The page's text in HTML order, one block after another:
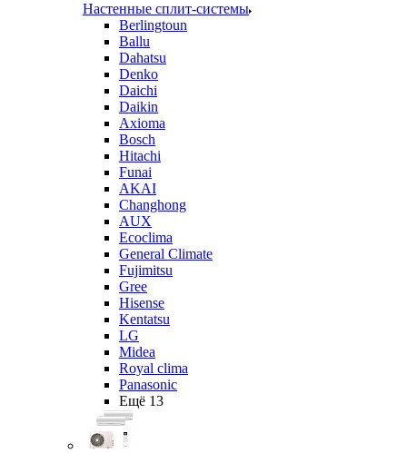
Настенные сплит-системы
Berlingtoun
Ballu
Dahatsu
Denko
Daichi
Daikin
Axioma
Bosch
Hitachi
Funai
AKAI
Changhong
AUX
Ecoclima
General Climate
Fujimitsu
Gree
Hisense
Kentatsu
LG
Midea
Royal clima
Panasonic
Ещё 13